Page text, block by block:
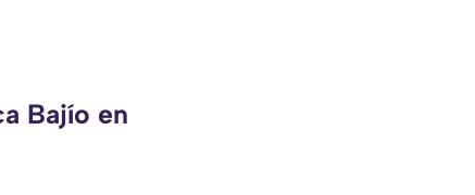
Bajío en